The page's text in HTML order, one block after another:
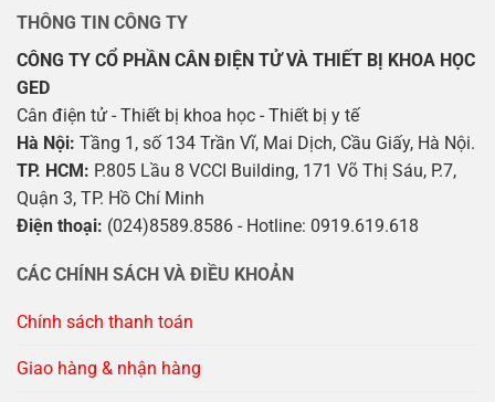
THÔNG TIN CÔNG TY
CÔNG TY CỔ PHẦN CÂN ĐIỆN TỬ VÀ THIẾT BỊ KHOA HỌC
GED
Cân điện tử - Thiết bị khoa học - Thiết bị y tế
Hà Nội: Tầng 1, số 134 Trần Vĩ, Mai Dịch, Cầu Giấy, Hà Nội.
TP. HCM: P.805 Lầu 8 VCCI Building, 171 Võ Thị Sáu, P.7,
Quận 3, TP. Hồ Chí Minh
Điện thoại: (024)8589.8586 - Hotline: 0919.619.618
CÁC CHÍNH SÁCH VÀ ĐIỀU KHOẢN
Chính sách thanh toán
Giao hàng & nhận hàng